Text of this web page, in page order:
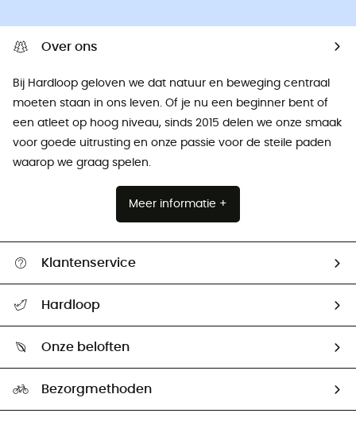
Over ons
Bij Hardloop geloven we dat natuur en beweging centraal
moeten staan ​​in ons leven. Of je nu een beginner bent of
een atleet op hoog niveau, sinds 2015 delen we onze smaak
voor goede uitrusting en onze passie voor de steile paden
waarop we graag spelen.
Meer informatie +
Klantenservice
Retourzendingen & Terugbetalingen
Hardloop
Ambassadeurs
Onze beloften
Bezorgmethoden